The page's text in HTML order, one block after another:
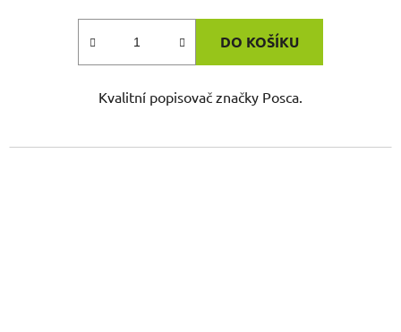
DO KOŠÍKU
Kvalitní popisovač značky Posca.